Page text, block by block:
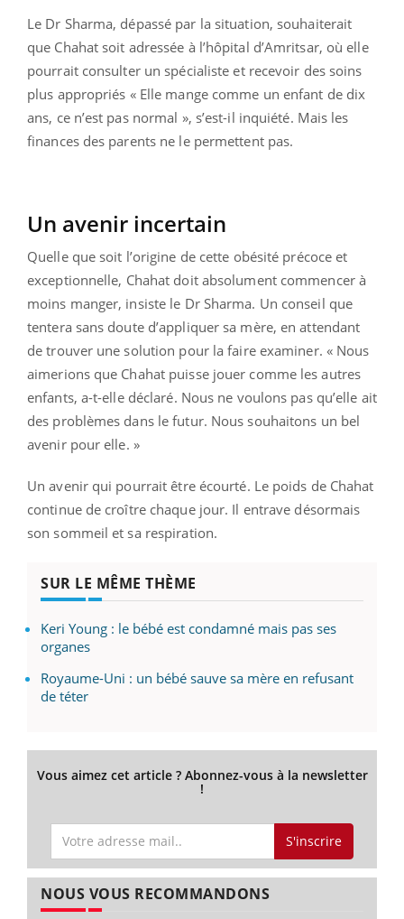
Le Dr Sharma, dépassé par la situation, souhaiterait
que Chahat soit adressée à l’hôpital d’Amritsar, où elle
pourrait consulter un spécialiste et recevoir des soins
plus appropriés « Elle mange comme un enfant de dix
ans, ce n’est pas normal », s’est-il inquiété. Mais les
finances des parents ne le permettent pas.
Un avenir incertain
Quelle que soit l’origine de cette obésité précoce et
exceptionnelle, Chahat doit absolument commencer à
moins manger, insiste le Dr Sharma. Un conseil que
tentera sans doute d’appliquer sa mère, en attendant
de trouver une solution pour la faire examiner. « Nous
aimerions que Chahat puisse jouer comme les autres
enfants, a-t-elle déclaré. Nous ne voulons pas qu’elle ait
des problèmes dans le futur. Nous souhaitons un bel
avenir pour elle. »
Un avenir qui pourrait être écourté. Le poids de Chahat
continue de croître chaque jour. Il entrave désormais
son sommeil et sa respiration.
SUR LE MÊME THÈME
Keri Young : le bébé est condamné mais pas ses
organes
Royaume-Uni : un bébé sauve sa mère en refusant
de téter
Vous aimez cet article ? Abonnez-vous à la newsletter
!
S'inscrire
NOUS VOUS RECOMMANDONS